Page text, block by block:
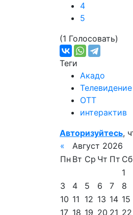
4
5
(1 Голосовать)
Теги
Акадо
Телевидение
ОТТ
интерактив
Авторизуйтесь,
«
Август 2026
Пн Вт Ср Чт Пт Сб
1
3
4 5 6 7 8
10 11 12 13 14 15
17 18 19 20 21 22